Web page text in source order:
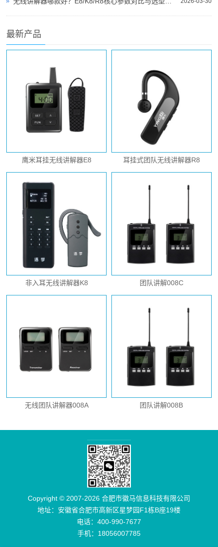
最新产品
鹰米耳挂无线讲解器E8 耳挂式团队无线讲解器R8
非入耳无线讲解器K8 团队讲解008C
无线团队讲解器008A 团队讲解008B
Copyright © 2007-2026 合肥市徽马信息科技有限公司
地址：安徽省合肥市高新区星梦园F1栋B座19楼
电话：400-990-7677
手机：18056007785